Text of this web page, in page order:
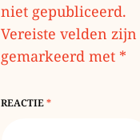
niet gepubliceerd.
Vereiste velden zijn
gemarkeerd met *
REACTIE*